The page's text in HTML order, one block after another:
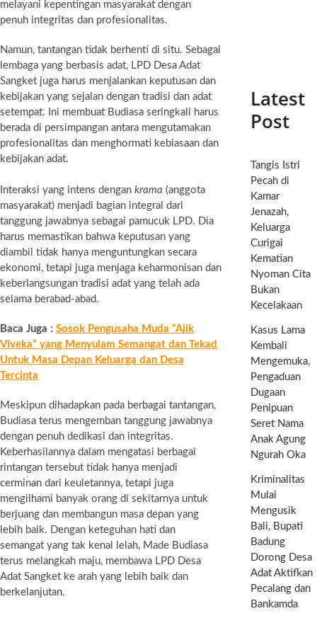
melayani kepentingan masyarakat dengan
penuh integritas dan profesionalitas.
Namun, tantangan tidak berhenti di situ. Sebagai
lembaga yang berbasis adat, LPD Desa Adat
Sangket juga harus menjalankan keputusan dan
kebijakan yang sejalan dengan tradisi dan adat
setempat. Ini membuat Budiasa seringkali harus
berada di persimpangan antara mengutamakan
profesionalitas dan menghormati kebiasaan dan
kebijakan adat.
Interaksi yang intens dengan krama (anggota
masyarakat) menjadi bagian integral dari
tanggung jawabnya sebagai pamucuk LPD. Dia
harus memastikan bahwa keputusan yang
diambil tidak hanya menguntungkan secara
ekonomi, tetapi juga menjaga keharmonisan dan
keberlangsungan tradisi adat yang telah ada
selama berabad-abad.
Baca Juga : Sosok Pengusaha Muda “Ajik
Viveka” yang Menyulam Semangat dan Tekad
Untuk Masa Depan Keluarga dan Desa
Tercinta
Meskipun dihadapkan pada berbagai tantangan,
Budiasa terus mengemban tanggung jawabnya
dengan penuh dedikasi dan integritas.
Keberhasilannya dalam mengatasi berbagai
rintangan tersebut tidak hanya menjadi
cerminan dari keuletannya, tetapi juga
mengilhami banyak orang di sekitarnya untuk
berjuang dan membangun masa depan yang
lebih baik. Dengan keteguhan hati dan
semangat yang tak kenal lelah, Made Budiasa
terus melangkah maju, membawa LPD Desa
Adat Sangket ke arah yang lebih baik dan
berkelanjutan.
Latest
Post
Tangis Istri
Pecah di
Kamar
Jenazah,
Keluarga
Curigai
Kematian
Nyoman Cita
Bukan
Kecelakaan
Kasus Lama
Kembali
Mengemuka,
Pengaduan
Dugaan
Penipuan
Seret Nama
Anak Agung
Ngurah Oka
Kriminalitas
Mulai
Mengusik
Bali, Bupati
Badung
Dorong Desa
Adat Aktifkan
Pecalang dan
Bankamda